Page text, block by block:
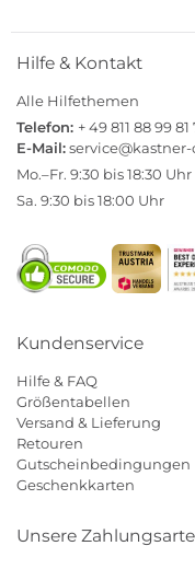
Hilfe & Kontakt
Alle Hilfethemen
Telefon: + 49 811 88 99 81
E-Mail:
Mo.–Fr. 9:30 bis 18:30 Uhr
Sa. 9:30 bis 18:00 Uhr
Kundenservice
Hilfe & FAQ
Größentabellen
Versand & Lieferung
Retouren
Gutscheinbedingungen
Geschenkkarten
Unsere